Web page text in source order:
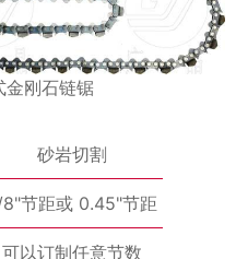
金刚石链锯
砂岩切割
节距或 0.45"节距
可以订制任意节数